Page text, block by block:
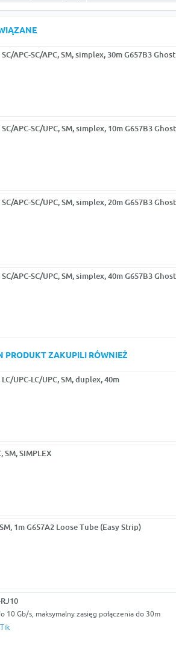
APC-SC/APC, SM, simplex, 30m G657B3 Ghost
APC-SC/UPC, SM, simplex, 10m G657B3 Ghost
APC-SC/UPC, SM, simplex, 20m G657B3 Ghost
APC-SC/UPC, SM, simplex, 40m G657B3 Ghost
PRODUKT ZAKUPILI RÓWNIEŻ
UPC-LC/UPC, SM, duplex, 40m
SM, SIMPLEX
1m G657A2 Loose Tube (Easy Strip)
10 Gb/s, maksymalny zasięg połączenia do 30m